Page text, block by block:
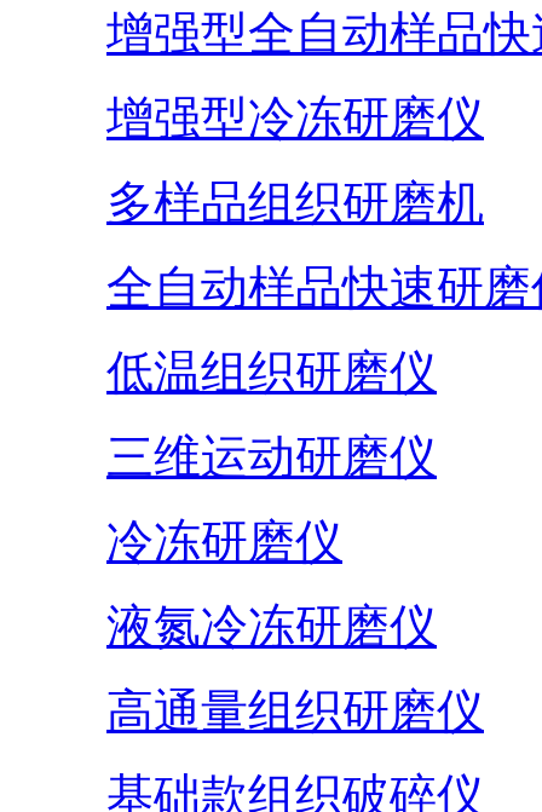
增强型全自动样品
增强型冷冻研磨仪
多样品组织研磨机
全自动样品快速研磨
低温组织研磨仪
三维运动研磨仪
冷冻研磨仪
液氮冷冻研磨仪
高通量组织研磨仪
基础款组织破碎仪